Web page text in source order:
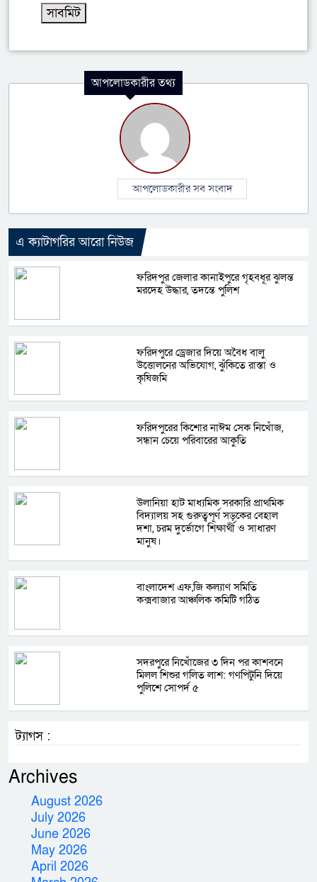
আপলোডকারীর তথ্য
আপলোডকারীর সব সংবাদ
এ ক্যাটাগরির আরো নিউজ
ফরিদপুর জেলার কানাইপুরে গৃহবধূর ঝুলন্ত
মরদেহ উদ্ধার, তদন্তে পুলিশ
ফরিদপুরে ড্রেজার দিয়ে অবৈধ বালু
উত্তোলনের অভিযোগ, ঝুঁকিতে রাস্তা ও
কৃষিজমি
ফরিদপুরের কিশোর নাঈম সেক নিখোঁজ,
সন্ধান চেয়ে পরিবারের আকুতি
উলানিয়া হাট মাধ্যমিক সরকারি প্রাথমিক
বিদ্যালয় সহ গুরুত্বপূর্ণ সড়কের বেহাল
দশা, চরম দুর্ভোগে শিক্ষার্থী ও সাধারণ
মানুষ।
বাংলাদেশ এফ,জি কল্যাণ সমিতি
কক্সবাজার আঞ্চলিক কমিটি গঠিত
সদরপুরে নিখোঁজের ৩ দিন পর কাশবনে
মিলল শিশুর গলিত লাশ: গণপিটুনি দিয়ে
পুলিশে সোপর্দ ৫
ট্যাগস :
Archives
August 2026
July 2026
June 2026
May 2026
April 2026